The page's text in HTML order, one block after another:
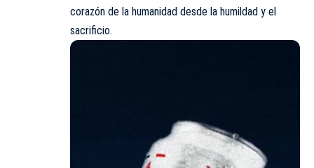
corazón de la humanidad desde la humildad y el
sacrificio.